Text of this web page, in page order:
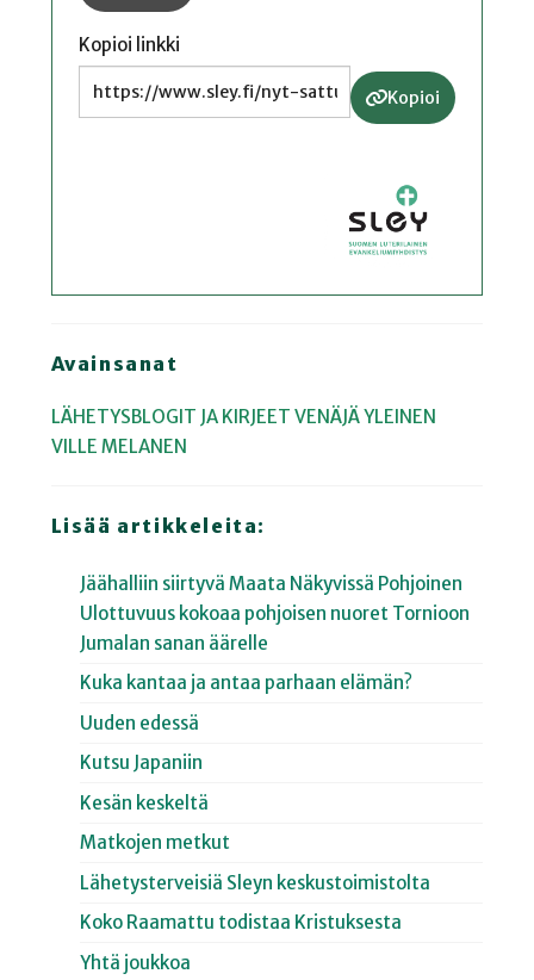
Kopioi linkki
Kopioi
Avainsanat
LÄHETYSBLOGIT JA KIRJEET VENÄJÄYLEINEN
VILLE MELANEN
Lisää artikkeleita:
Jäähalliin siirtyvä Maata Näkyvissä Pohjoinen
Ulottuvuus kokoaa pohjoisen nuoret Tornioon
Jumalan sanan äärelle
Kuka kantaa ja antaa parhaan elämän?
Uuden edessä
Kutsu Japaniin
Kesän keskeltä
Matkojen metkut
Lähetysterveisiä Sleyn keskustoimistolta
Koko Raamattu todistaa Kristuksesta
Yhtä joukkoa